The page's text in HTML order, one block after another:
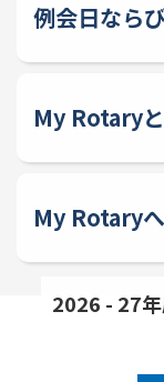
例会日なら
My Rotary
My Rotary
2026 - 27